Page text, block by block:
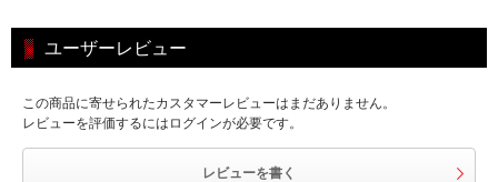
ユーザーレビュー
この商品に寄せられたカスタマーレビューはまだありません。
レビューを評価するにはログインが必要です。
レビューを書く